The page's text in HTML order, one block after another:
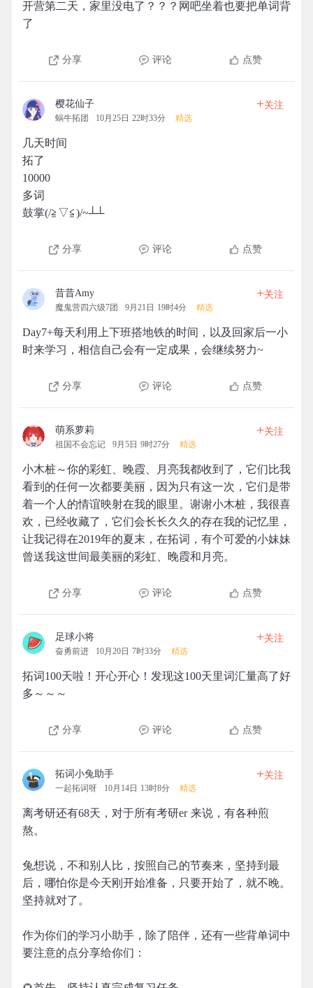
开营第二天，家里没电了？？？网吧坐着也要把单词背
了
分享 评论 点赞
樱花仙子
蜗牛拓团 10月25日 22时33分 精选
+关注
几天时间
拓了
10000
多词
鼓掌(/≧▽≦)/~┴┴
分享 评论 点赞
昔昔Amy
魔鬼营四六级7团 9月21日 19时4分 精选
+关注
Day7+每天利用上下班搭地铁的时间，以及回家后一小
时来学习，相信自己会有一定成果，会继续努力~
分享 评论 点赞
萌系萝莉
祖国不会忘记 9月5日 9时27分 精选
+关注
小木桩～你的彩虹、晚霞、月亮我都收到了，它们比我
看到的任何一次都要美丽，因为只有这一次，它们是带
着一个人的情谊映射在我的眼里。谢谢小木桩，我很喜
欢，已经收藏了，它们会长长久久的存在我的记忆里，
让我记得在2019年的夏末，在拓词，有个可爱的小妹妹
曾送我这世间最美丽的彩虹、晚霞和月亮。
分享 评论 点赞
足球小将
奋勇前进 10月20日 7时33分 精选
+关注
拓词100天啦！开心开心！发现这100天里词汇量高了好
多～～～
分享 评论 点赞
拓词小兔助手
一起拓词呀 10月14日 13时8分 精选
+关注
离考研还有68天，对于所有考研er 来说，有各种煎
熬。
兔想说，不和别人比，按照自己的节奏来，坚持到最
后，哪怕你是今天刚开始准备，只要开始了，就不晚。
坚持就对了。
作为你们的学习小助手，除了陪伴，还有一些背单词中
要注意的点分享给你们：